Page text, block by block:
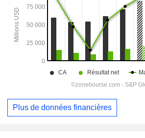
Plus de données financières